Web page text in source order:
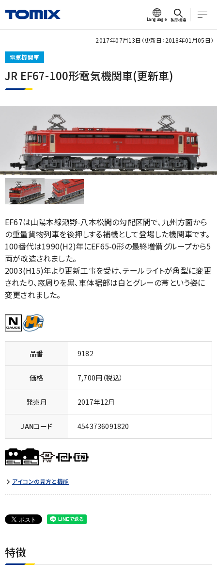
Language 製品検索
電気機関車
JR EF67-100形電気機関車(更新車)
2017年07月13日（更新日：2018年01月05日）
EF67は山陽本線瀬野-八本松間の勾配区間で、九州方面から
の重量貨物列車を後押しする補機として登場した機関車です。
100番代は1990(H2)年にEF65-0形の最終増備グループから5
両が改造されました。
2003(H15)年より更新工事を受け、テールライトが角型に変更
されたり、窓周りを黒、車体裾部は白とグレーの帯という姿に
変更されました。
品番 9182
価格 7,700円（税込）
発売月 2017年12月
JANコード 4543736091820
アイコンの見方と機能
特徴